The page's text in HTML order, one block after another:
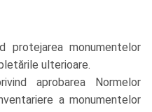
protejarea monumentelor
ulterioare.
aprobarea Normelor
a monumentelor